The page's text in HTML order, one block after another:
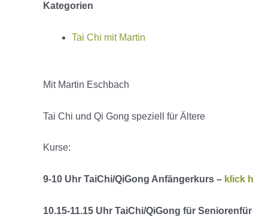
Kategorien
Tai Chi mit Martin
Mit Martin Eschbach
Tai Chi und Qi Gong speziell für Ältere
Kurse:
9-10 Uhr TaiChi/QiGong Anfängerkurs – klick
10.15-11.15 Uhr TaiChi/QiGong für Seniorenfür